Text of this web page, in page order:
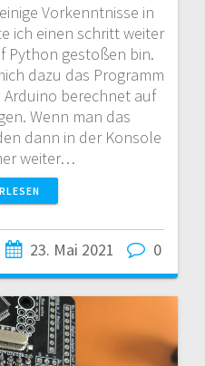
Vorkenntnisse in
ich einen schritt weiter
Python gestoßen bin.
dazu das Programm
Arduino berechnet auf
Wenn man das
dann in der Konsole
weiter…
23. Mai 2021 0